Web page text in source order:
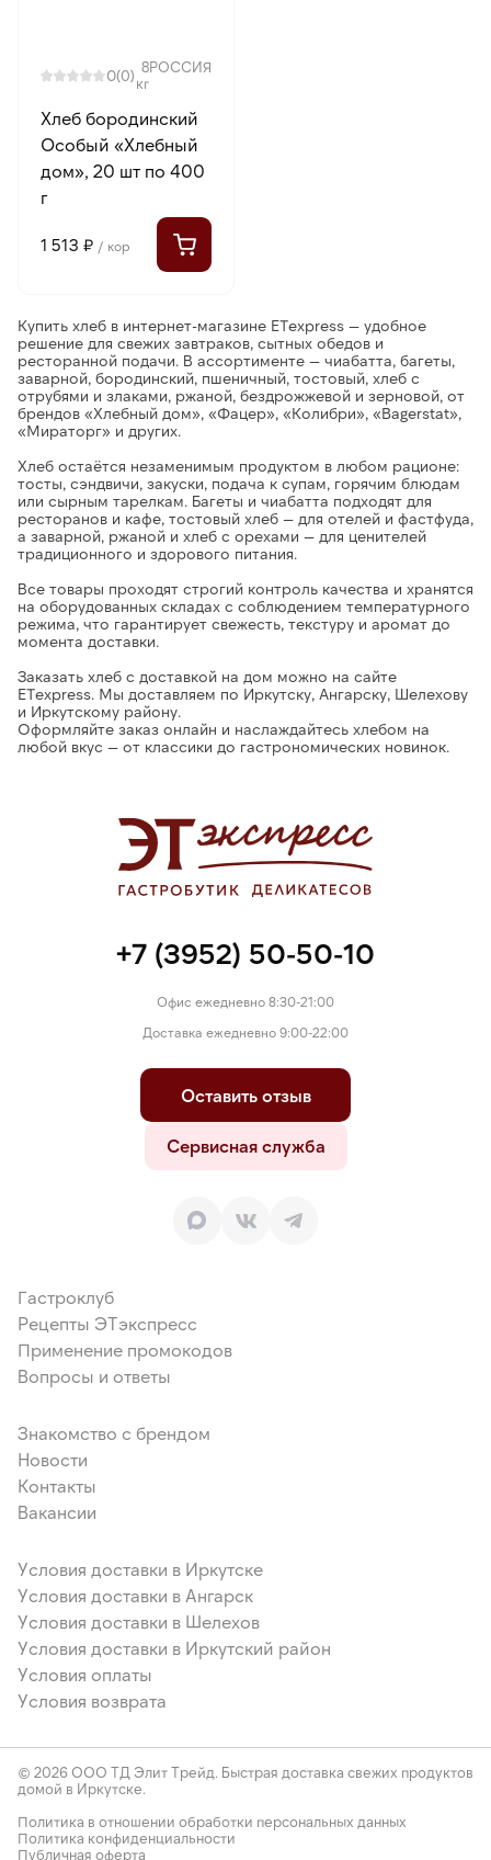
0(0) 8
кг
РОССИЯ
Хлеб бородинский
Особый «Хлебный
дом», 20 шт по 400
г
1 513 ₽ / кор
Купить хлеб в интернет-магазине ETexpress — удобное
решение для свежих завтраков, сытных обедов и
ресторанной подачи. В ассортименте — чиабатта, багеты,
заварной, бородинский, пшеничный, тостовый, хлеб с
отрубями и злаками, ржаной, бездрожжевой и зерновой, от
брендов «Хлебный дом», «Фацер», «Колибри», «Bagerstat»,
«Мираторг» и других.
Хлеб остаётся незаменимым продуктом в любом рационе:
тосты, сэндвичи, закуски, подача к супам, горячим блюдам
или сырным тарелкам. Багеты и чиабатта подходят для
ресторанов и кафе, тостовый хлеб — для отелей и фастфуда,
а заварной, ржаной и хлеб с орехами — для ценителей
традиционного и здорового питания.
Все товары проходят строгий контроль качества и хранятся
на оборудованных складах с соблюдением температурного
режима, что гарантирует свежесть, текстуру и аромат до
момента доставки.
Заказать хлеб с доставкой на дом можно на сайте
ETexpress. Мы доставляем по Иркутску, Ангарску, Шелехову
и Иркутскому району.
Оформляйте заказ онлайн и наслаждайтесь хлебом на
любой вкус — от классики до гастрономических новинок.
+7 (3952) 50-50-10
Офис ежедневно 8:30-21:00
Доставка ежедневно 9:00-22:00
Оставить отзыв
Сервисная служба
Гастроклуб
Рецепты ЭТэкспресс
Применение промокодов
Вопросы и ответы
Знакомство с брендом
Новости
Контакты
Вакансии
Условия доставки в Иркутске
Условия доставки в Ангарск
Условия доставки в Шелехов
Условия доставки в Иркутский район
Условия оплаты
Условия возврата
© 2026 ООО ТД Элит Трейд. Быстрая доставка свежих продуктов
домой в Иркутске.
Политика в отношении обработки персональных данных
Политика конфиденциальности
Публичная оферта